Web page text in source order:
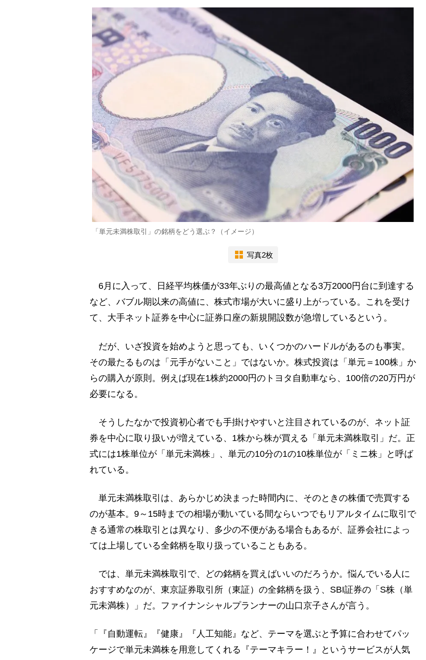
「単元未満株取引」の銘柄をどう選ぶ？（イメージ）
写真2枚
6月に入って、日経平均株価が33年ぶりの最高値となる3万2000円台に到達する
など、バブル期以来の高値に、株式市場が大いに盛り上がっている。これを受け
て、大手ネット証券を中心に証券口座の新規開設数が急増しているという。
だが、いざ投資を始めようと思っても、いくつかのハードルがあるのも事実。
その最たるものは「元手がないこと」ではないか。株式投資は「単元＝100株」か
らの購入が原則。例えば現在1株約2000円のトヨタ自動車なら、100倍の20万円が
必要になる。
そうしたなかで投資初心者でも手掛けやすいと注目されているのが、ネット証
券を中心に取り扱いが増えている、1株から株が買える「単元未満株取引」だ。正
式には1株単位が「単元未満株」、単元の10分の1の10株単位が「ミニ株」と呼ば
れている。
単元未満株取引は、あらかじめ決まった時間内に、そのときの株価で売買する
のが基本。9～15時までの相場が動いている間ならいつでもリアルタイムに取引で
きる通常の株取引とは異なり、多少の不便がある場合もあるが、証券会社によっ
ては上場している全銘柄を取り扱っていることもある。
では、単元未満株取引で、どの銘柄を買えばいいのだろうか。悩んでいる人に
おすすめなのが、東京証券取引所（東証）の全銘柄を扱う、SBI証券の「S株（単
元未満株）」だ。ファイナンシャルプランナーの山口京子さんが言う。
「『自動運転』『健康』『人工知能』など、テーマを選ぶと予算に合わせてパッ
ケージで単元未満株を用意してくれる『テーマキラー！』というサービスが人気